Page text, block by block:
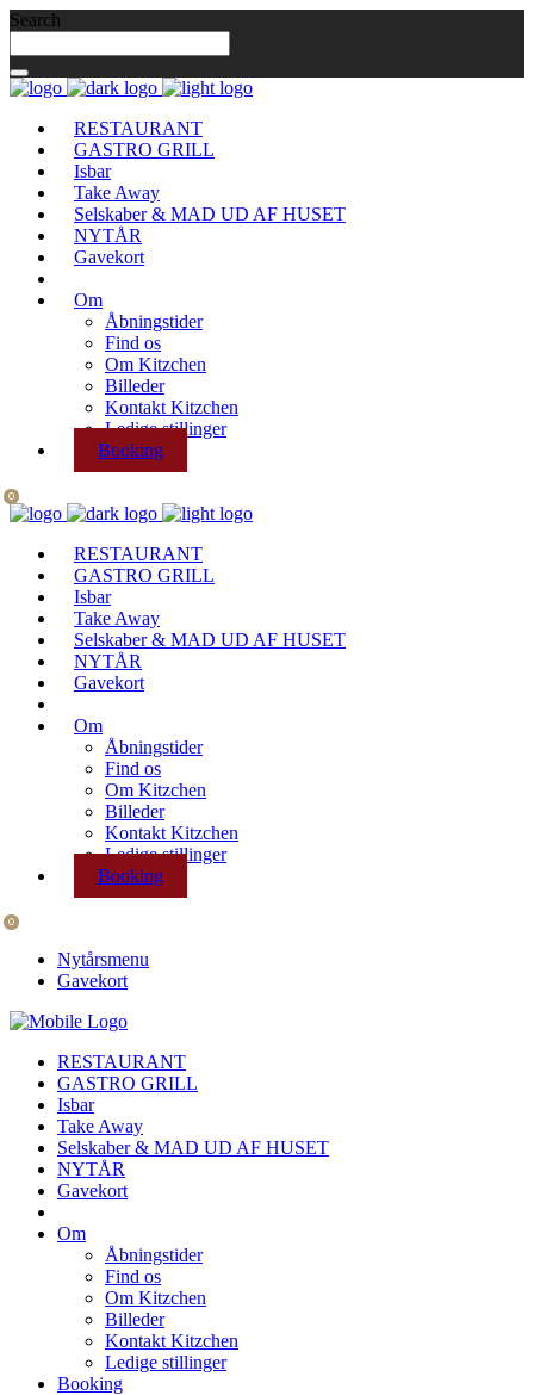
Search
RESTAURANT
GASTRO GRILL
Isbar
Take Away
Selskaber & MAD UD AF HUSET
NYTÅR
Gavekort
Om
Åbningstider
Find os
Om Kitzchen
Billeder
Kontakt Kitzchen
Ledige stillinger
Booking
0
RESTAURANT
GASTRO GRILL
Isbar
Take Away
Selskaber & MAD UD AF HUSET
NYTÅR
Gavekort
Om
Åbningstider
Find os
Om Kitzchen
Billeder
Kontakt Kitzchen
Ledige stillinger
Booking
0
Nytårsmenu
Gavekort
RESTAURANT
GASTRO GRILL
Isbar
Take Away
Selskaber & MAD UD AF HUSET
NYTÅR
Gavekort
Om
Åbningstider
Find os
Om Kitzchen
Billeder
Kontakt Kitzchen
Ledige stillinger
Booking